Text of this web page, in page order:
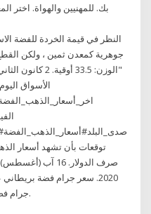
بك. للمهنيين والهواة. اختر
النظر في قيمة الخردة للفضة
الأسواق
توقعات بأن تشهد أسعار
جرام فضة إسترليني عيار 92.5 سجل 8.11 جنيه.